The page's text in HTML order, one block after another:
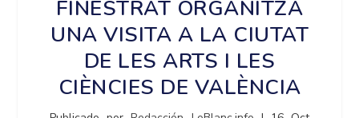
FINESTRAT ORGANITZA
UNA VISITA A LA CIUTAT
DE LES ARTS I LES
CIÈNCIES DE VALÈNCIA